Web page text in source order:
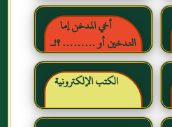
أخي المدخن إما
التدخين أو ……… ؟!ـ
حقائق وأرقام ناطقة ، لكن
لا يسمعها المدخنون حرره
خالد بن عبد الرحمن بن حمد
الشايع
الكتب الإلكترونية